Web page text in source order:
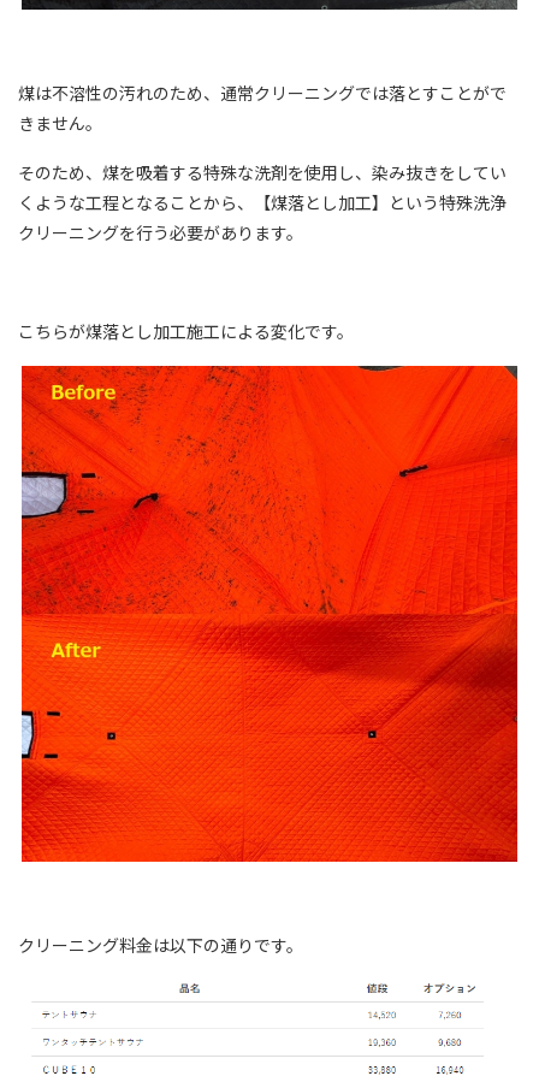
煤は不溶性の汚れのため、通常クリーニングでは落とすことがで
きません。
そのため、煤を吸着する特殊な洗剤を使用し、染み抜きをしてい
くような工程となることから、【煤落とし加工】という特殊洗浄
クリーニングを行う必要があります。
こちらが煤落とし加工施工による変化です。
クリーニング料金は以下の通りです。